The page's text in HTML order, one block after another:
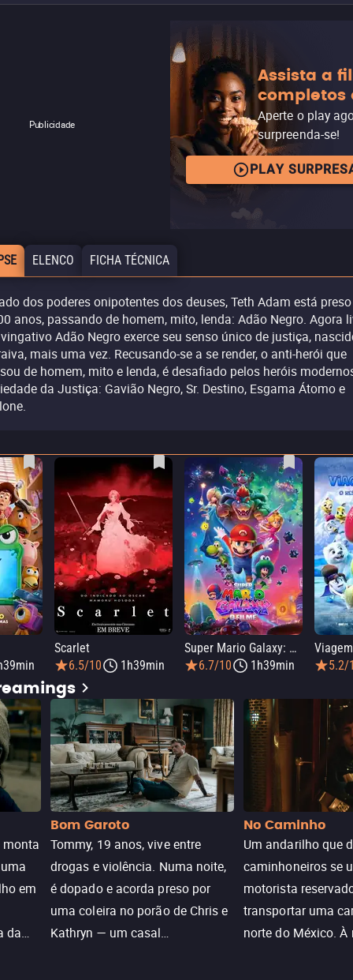
Publicidade
Assista a
completos
Aperte o play
surpreenda-se!
PLAY
ELENCO FICHA TÉCNICA
dos poderes onipotentes dos deuses, Teth Adam está
anos, passando de homem, mito, lenda: Adão Negro. Agora
Adão Negro exerce seu senso único de justiça,
mais uma vez. Recusando-se a se render, o anti-herói que
de homem, mito e lenda, é desafiado pelos heróis
da Justiça: Gavião Negro, Sr. Destino, Esgama Átomo e
Scarlet
6.5/10
1h39min
Super Mario Galaxy: O Filme
6.7/10
1h39min
5.2/
monta
em
da
Bom Garoto
Tommy, 19 anos, vive entre
drogas e violência. Numa noite,
é dopado e acorda preso por
uma coleira no porão de Chris e
Kathryn — um casal
No Caminho
Um andarilho que
caminhoneiros se
motorista
transportar uma
norte do México. À